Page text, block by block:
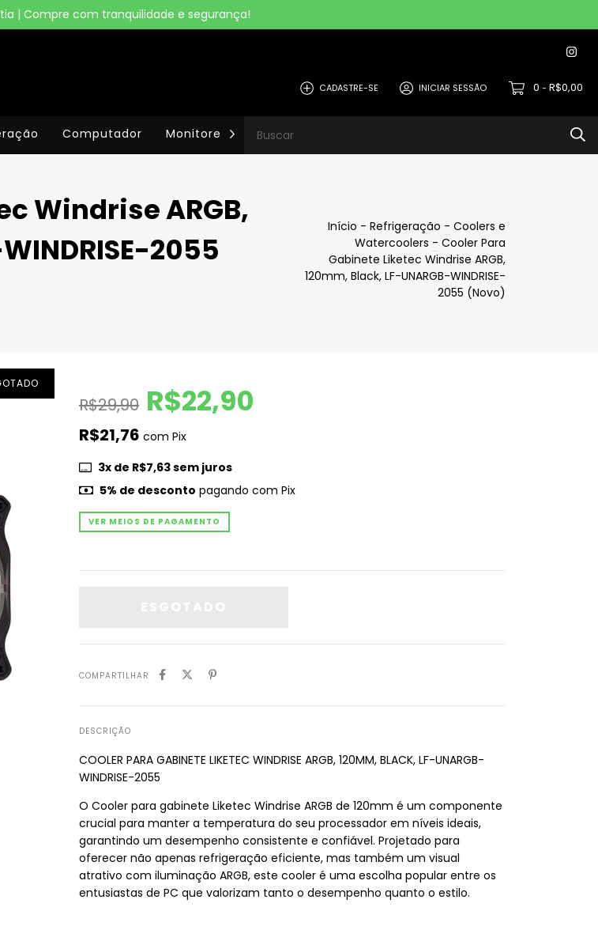
| Compre com tranquilidade e segurança!
CADASTRE-SE INICIAR SESSÃO 0 - R$0,00
Computador Monitores Relógio / SmartWatch Openbox
Windrise ARGB,
2055
Início - Refrigeração - Coolers e
Watercoolers - Cooler Para
Gabinete Liketec Windrise ARGB,
120mm, Black, LF-UNARGB-WINDRISE-
2055 (Novo)
R$29,90 R$22,90
R$21,76 com Pix
3x de R$7,63sem juros
5% de desconto pagando com Pix
VER MEIOS DE PAGAMENTO
COMPARTILHAR
DESCRIÇÃO
COOLER PARA GABINETE LIKETEC WINDRISE ARGB, 120MM, BLACK, LF-UNARGB-
WINDRISE-2055
O Cooler para gabinete Liketec Windrise ARGB de 120mm é um componente
crucial para manter a temperatura do seu processador em níveis ideais,
garantindo um desempenho consistente e confiável. Projetado para
oferecer não apenas refrigeração eficiente, mas também um visual
atrativo com iluminação ARGB, este cooler é uma escolha popular entre os
entusiastas de PC que valorizam tanto o desempenho quanto o estilo.